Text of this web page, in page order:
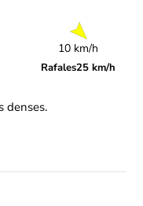
10 km/h
Rafales25 km/h
denses.